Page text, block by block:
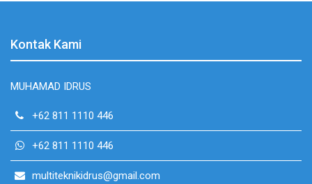
Kontak Kami
MUHAMAD IDRUS
+62 811 1110 446
+62 811 1110 446
multiteknikidrus@gmail.com